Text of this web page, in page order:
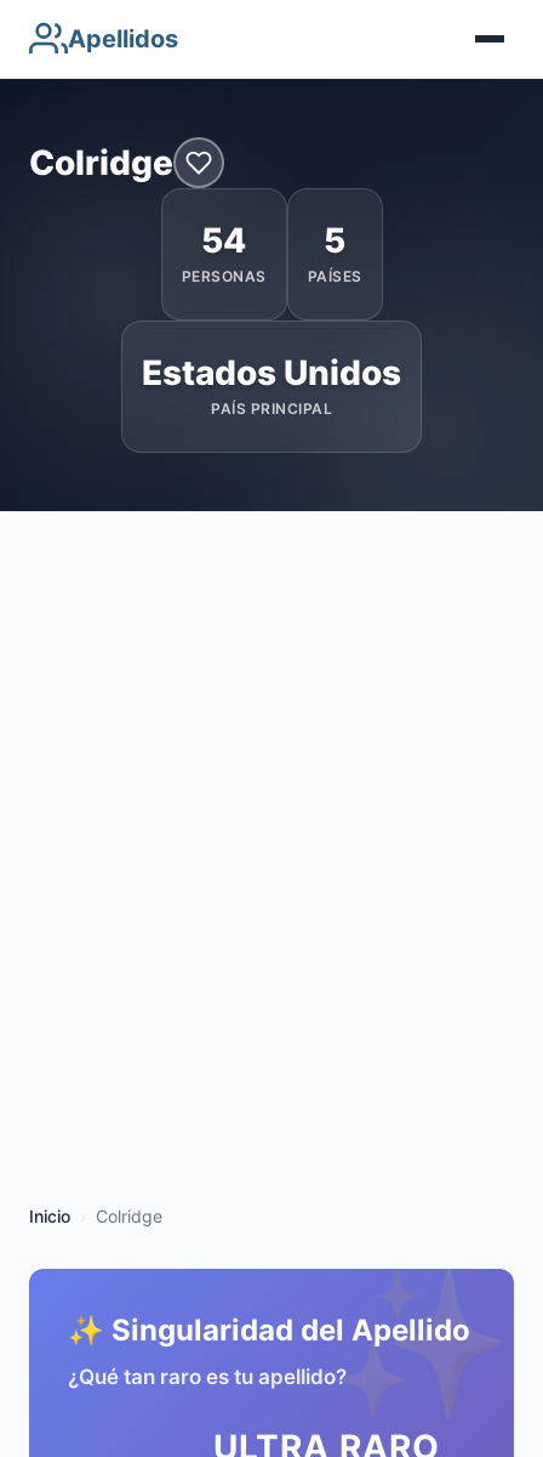
Apellidos
Colridge
54
PERSONAS
5
PAÍSES
Estados Unidos
PAÍS PRINCIPAL
Inicio Colridge
✨
✨ Singularidad del Apellido
¿Qué tan raro es tu apellido?
ULTRA RARO